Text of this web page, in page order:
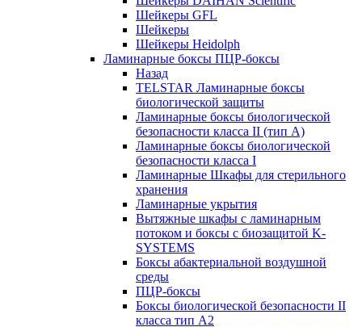
Шейкеры GFL
Шейкеры
Шейкеры Heidolph
Ламинарные боксы ПЦР-боксы
Назад
TELSTAR Ламинарные боксы
биологической защиты
Ламинарные боксы биологической
безопасности класса II (тип А)
Ламинарные боксы биологической
безопасности класса I
Ламинарные Шкафы для стерильного
хранения
Ламинарные укрытия
Вытяжные шкафы с ламинарным
потоком и боксы с биозащитой K-
SYSTEMS
Боксы абактериальной воздушной
среды
ПЦР-боксы
Боксы биологической безопасности II
класса тип A2